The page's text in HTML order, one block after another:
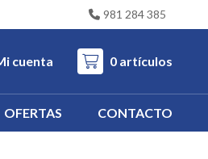
981 284 385
cuenta 0 artículos
OFERTAS CONTACTO